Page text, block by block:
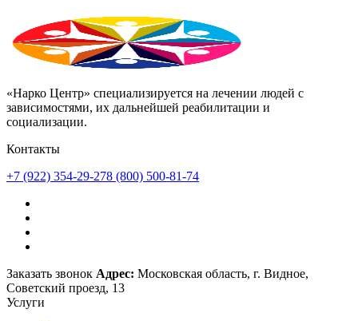
«Нарко Центр» специализируется на лечении людей с
зависимостями, их дальнейшей реабилитации и
социализации.
Контакты
+7 (922) 354-29-278 (800) 500-81-74
Заказать звонок Адрес: Московская область, г. Видное,
Советский проезд, 13
Услуги